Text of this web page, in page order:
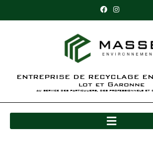
ENTREPRISE DE RECYCLAGE
lot et Garonne
au service des particuliers, des professionnels et